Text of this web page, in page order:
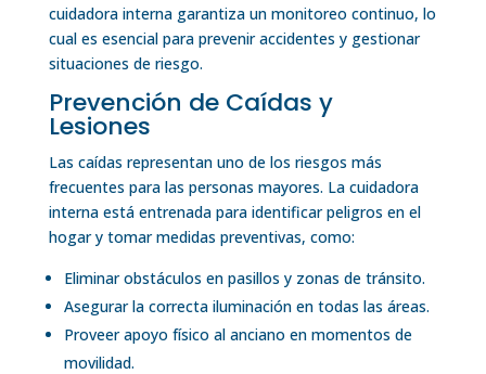
cuidadora interna garantiza un monitoreo continuo, lo
cual es esencial para prevenir accidentes y gestionar
situaciones de riesgo.
Prevención de Caídas y
Lesiones
Las caídas representan uno de los riesgos más
frecuentes para las personas mayores. La cuidadora
interna está entrenada para identificar peligros en el
hogar y tomar medidas preventivas, como:
Eliminar obstáculos en pasillos y zonas de tránsito.
Asegurar la correcta iluminación en todas las áreas.
Proveer apoyo físico al anciano en momentos de
movilidad.